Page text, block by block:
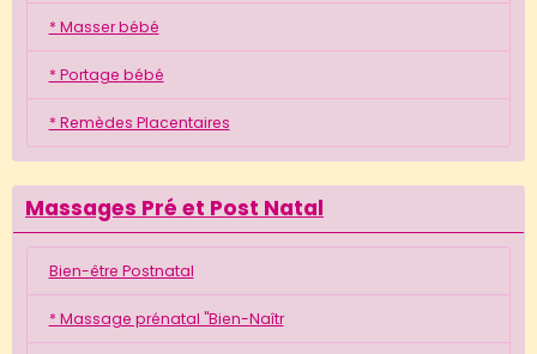
* Masser bébé
* Portage bébé
* Remèdes Placentaires
Massages Pré et Post Natal
Bien-être Postnatal
* Massage prénatal "Bien-Naîtr